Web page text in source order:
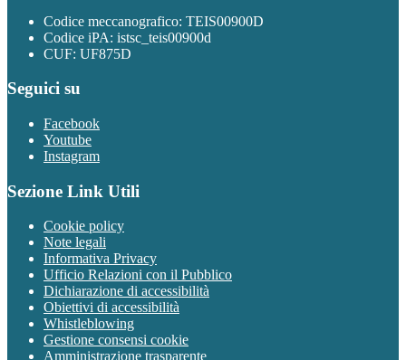
Codice meccanografico: TEIS00900D
Codice iPA: istsc_teis00900d
CUF: UF875D
Seguici su
Facebook
Youtube
Instagram
Sezione Link Utili
Cookie policy
Note legali
Informativa Privacy
Ufficio Relazioni con il Pubblico
Dichiarazione di accessibilità
Obiettivi di accessibilità
Whistleblowing
Gestione consensi cookie
Amministrazione trasparente